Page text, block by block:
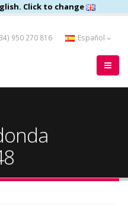
Click to change
950 270 816 Español